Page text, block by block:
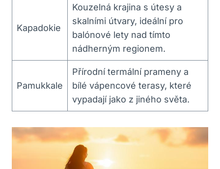
Kapadokie
Kouzelná krajina s útesy a
skalními útvary, ideální pro
balónové lety nad tímto
nádherným regionem.
Pamukkale
Přírodní termální prameny a
bílé vápencové terasy, které
vypadají jako z jiného světa.